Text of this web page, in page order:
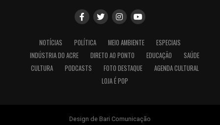
NOTÍCIAS POLÍTICA MEIO AMBIENTE
ESPECIAIS
INDÚSTRIA DO ACRE
DIRETO AO PONTO EDUCAÇÃO
SAÚDE
CULTURA
PODCASTS FOTO DESTAQUE
AGENDA CULTURAL
LOJA É POP
Design de Bari Comunicação